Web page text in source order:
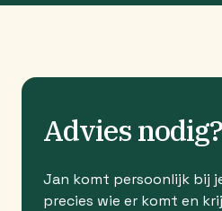
Advies nodig?
Jan komt persoonlijk bij
precies wie er komt en